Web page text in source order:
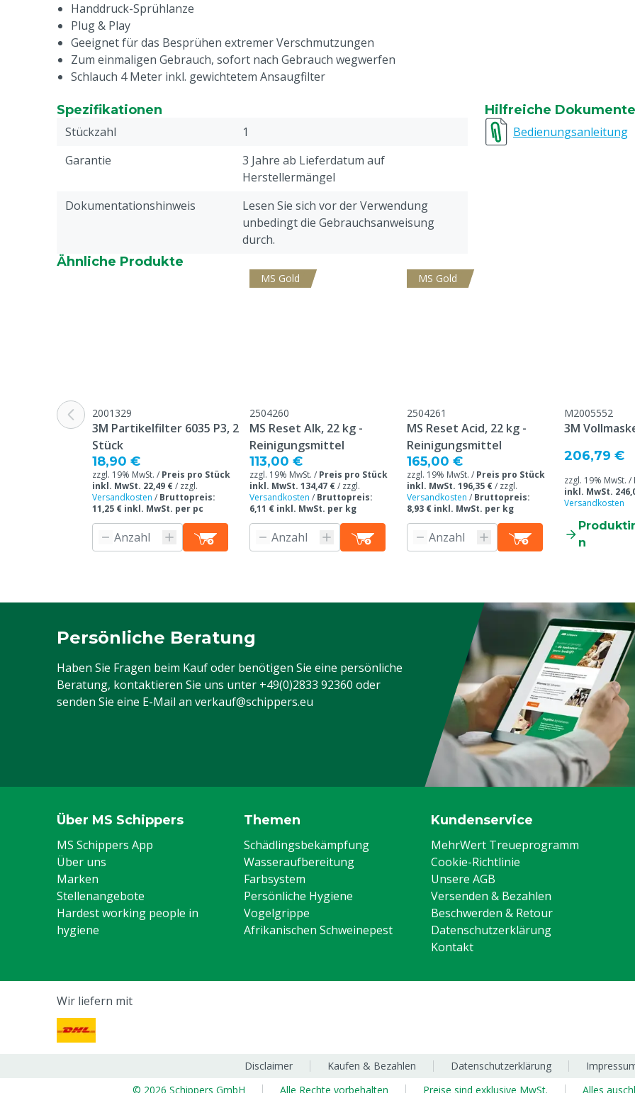
Handdruck-Sprühlanze
Plug & Play
Geeignet für das Besprühen extremer Verschmutzungen
Zum einmaligen Gebrauch, sofort nach Gebrauch wegwerfen
Schlauch 4 Meter inkl. gewichtetem Ansaugfilter
Spezifikationen
Stückzahl
1
Garantie
3 Jahre ab Lieferdatum auf
Herstellermängel
Dokumentationshinweis
Lesen Sie sich vor der Verwendung
unbedingt die Gebrauchsanweisung
durch.
Hilfreiche Dokumente
Bedienungsanleitung
Ähnliche Produkte
2001329
3M Partikelfilter 6035 P3, 2
Stück
18,90 €
zzgl. 19% MwSt. / Preis pro Stück
inkl. MwSt. 22,49 €/ zzgl.
Versandkosten / Bruttopreis:
11,25 € inkl. MwSt. per pc
MS Gold
2504260
MS Reset Alk, 22 kg -
Reinigungsmittel
113,00 €
zzgl. 19% MwSt. / Preis pro Stück
inkl. MwSt. 134,47 €/ zzgl.
Versandkosten / Bruttopreis:
6,11 € inkl. MwSt. per kg
MS Gold
2504261
MS Reset Acid, 22 kg -
Reinigungsmittel
165,00 €
zzgl. 19% MwSt. / Preis pro Stück
inkl. MwSt. 196,35 €/ zzgl.
Versandkosten / Bruttopreis:
8,93 € inkl. MwSt. per kg
M2005552
3M
206,79 €
zzgl. 19% MwSt. /
inkl. MwSt.
Versandkosten
n
Persönliche Beratung
Haben Sie Fragen beim Kauf oder benötigen Sie eine persönliche
Beratung, kontaktieren Sie uns unter +49(0)2833 92360 oder
senden Sie eine E-Mail an verkauf@schippers.eu
Über MS Schippers
MS Schippers App
Über uns
Marken
Stellenangebote
Hardest working people in
hygiene
Themen
Schädlingsbekämpfung
Wasseraufbereitung
Farbsystem
Persönliche Hygiene
Vogelgrippe
Afrikanischen Schweinepest
Kundenservice
MehrWert Treueprogramm
Cookie-Richtlinie
Unsere AGB
Versenden & Bezahlen
Beschwerden & Retour
Datenschutzerklärung
Kontakt
Wir liefern mit
Disclaimer Kaufen & Bezahlen Datenschutzerklärung
© 2026 Schippers GmbH
Alle Rechte vorbehalten Preise sind exklusive MwSt. Alles